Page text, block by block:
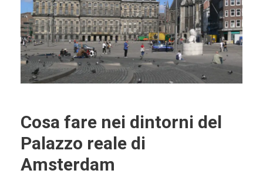
Cosa fare nei dintorni del
Palazzo reale di
Amsterdam